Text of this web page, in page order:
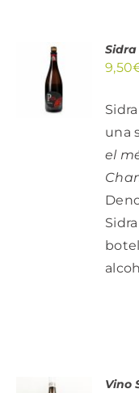
AÑADIR
AL
CARRITO
/
DETALLES
9,50
una
el
AÑADIR
Vino